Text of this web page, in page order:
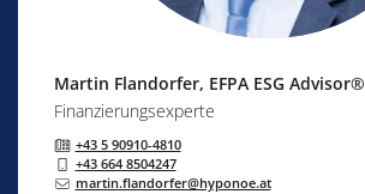
Martin Flandorfer, EFPA ESG Advisor®
Finanzierungsexperte
+43 5 90910-4810
+43 664 8504247
martin.flandorfer@hyponoe.at